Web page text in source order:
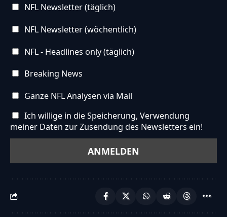
NFL Newsletter (täglich)
NFL Newsletter (wöchentlich)
NFL - Headlines only (täglich)
Breaking News
Ganze NFL Analysen via Mail
Ich willige in die Speicherung, Verwendung
meiner Daten zur Zusendung des Newsletters ein!